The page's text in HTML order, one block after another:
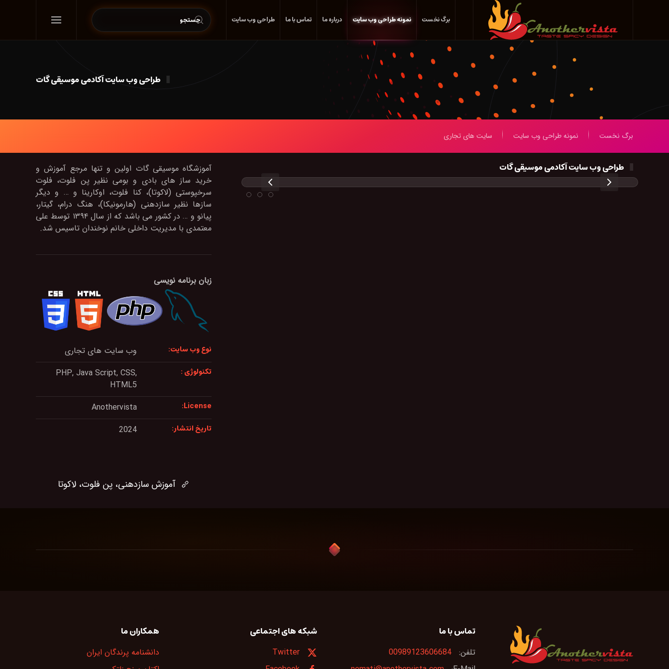
برگ نخست نمونه طراحی وب سایت درباره ما تماس با ما طراحی وب سایت
طراحی وب سایت آکادمی موسیقی گات
برگ نخست نمونه طراحی وب سایت سایت های تجاری
طراحی وب سایت آکادمی موسیقی گات
آموزشگاه موسیقی گات اولین و تنها مرجع آموزش و
خرید ساز های بادی و بومی نظیر پن فلوت، فلوت
سرخپوستی (لاکوتا)، کنا فلوت، اوکارینا و … و دیگر
سازها نظیر سازدهنی (هارمونیکا)، هنگ درام، گیتار،
پیانو و … در کشور می باشد که از سال ۱۳۹۴ توسط علی
معتمدی با مدیریت داخلی خانم نوخندان تاسیس شد.
زبان برنامه نویسی
نوع وب سایت: وب سایت های تجاری
تکنولوژی :
PHP, Java Script, CSS,
HTML5
License:
Anothervista
تاریخ انتشار: 2024
آموزش سازدهنی، پن فلوت، لاکوتا
تماس با ما
تلفن:
00989123606684
شبکه های اجتماعی
Twitter
همکاران ما
دانشنامه پرندگان ایران